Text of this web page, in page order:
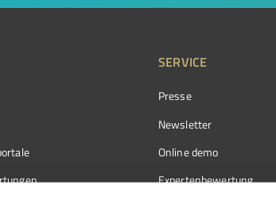
SERVICE
Presse
Newsletter
Online demo
Expertenbewertung